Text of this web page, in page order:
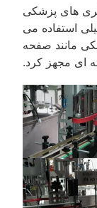
های پزشکی
استفاده می
مانند صفحه
ای مجهز کرد.